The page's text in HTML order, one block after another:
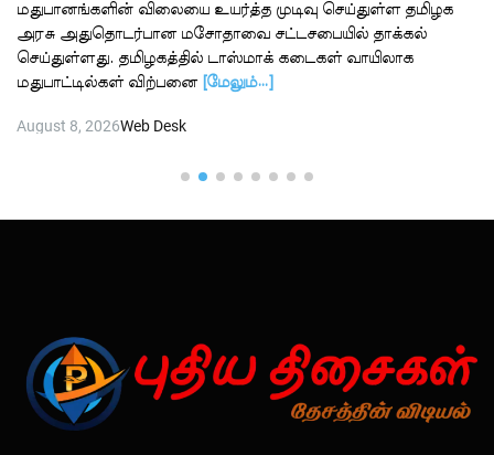
மதுபானங்களின் விலையை உயர்த்த முடிவு செய்துள்ள தமிழக
அரசு அதுதொடர்பான மசோதாவை சட்டசபையில் தாக்கல்
செய்துள்ளது. தமிழகத்தில் டாஸ்மாக் கடைகள் வாயிலாக
மதுபாட்டில்கள் விற்பனை [மேலும்…]
August 8, 2026Web Desk